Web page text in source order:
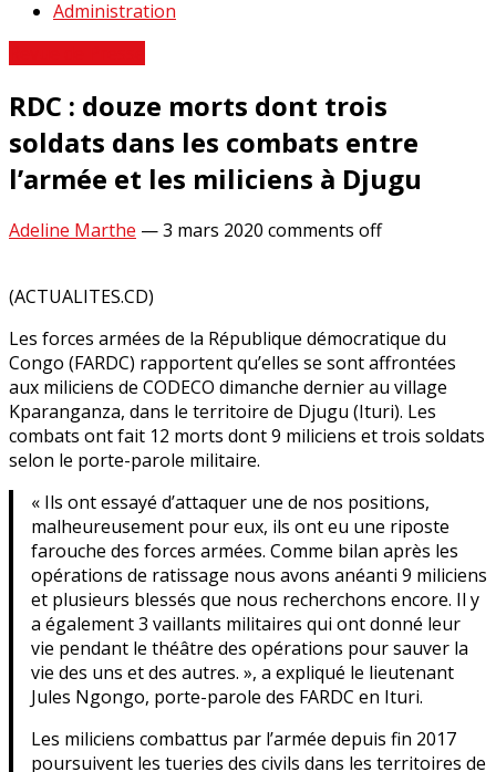
Administration
RDC : douze morts dont trois
soldats dans les combats entre
l’armée et les miliciens à Djugu
Adeline Marthe —3 mars 2020 comments off
(ACTUALITES.CD)
Les forces armées de la République démocratique du
Congo (FARDC) rapportent qu’elles se sont affrontées
aux miliciens de CODECO dimanche dernier au village
Kparanganza, dans le territoire de Djugu (Ituri). Les
combats ont fait 12 morts dont 9 miliciens et trois soldats
selon le porte-parole militaire.
« Ils ont essayé d’attaquer une de nos positions,
malheureusement pour eux, ils ont eu une riposte
farouche des forces armées. Comme bilan après les
opérations de ratissage nous avons anéanti 9 miliciens
et plusieurs blessés que nous recherchons encore. Il y
a également 3 vaillants militaires qui ont donné leur
vie pendant le théâtre des opérations pour sauver la
vie des uns et des autres. », a expliqué le lieutenant
Jules Ngongo, porte-parole des FARDC en Ituri.
Les miliciens combattus par l’armée depuis fin 2017
poursuivent les tueries des civils dans les territoires de